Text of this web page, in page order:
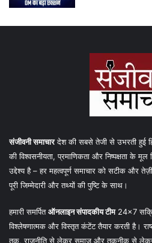
संजीवनी समाचारदेश की सबसे तेजी से उभरती हुई
की विश्वसनीयता, प्रमाणिकता और निष्पक्षता के मूल
उद्देश्य है – हर महत्वपूर्ण समाचार को सटीक और
पूरी जिम्मेदारी और तथ्यों की पुष्टि के साथ।
हमारी समर्पितऑनलाइन संपादकीय टीम24×7
विश्लेषणात्मक और विस्तृत कंटेंट तैयार करती है।
तक, राजनीति से लेकर समाज और तकनीक से लेकर